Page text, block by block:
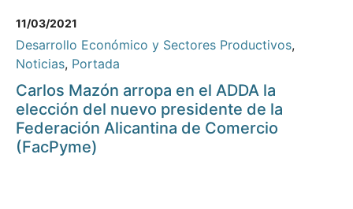
11/03/2021
Desarrollo Económico y Sectores Productivos,
Noticias, Portada
Carlos Mazón arropa en el ADDA la
elección del nuevo presidente de la
Federación Alicantina de Comercio
(FacPyme)